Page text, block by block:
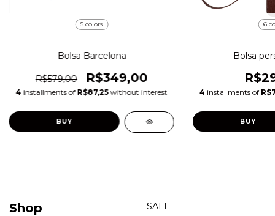
5 colors
Bolsa Barcelona
R$579,00 R$349,00
4 installments of R$87,25 without interest
BUY
6
Bolsa
4 installments of
BUY
Shop SALE